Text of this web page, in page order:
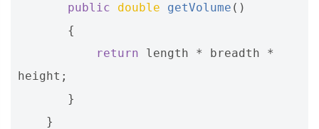
public
double getVolume ()
{
return
length * breadth
*
height ;
}
}